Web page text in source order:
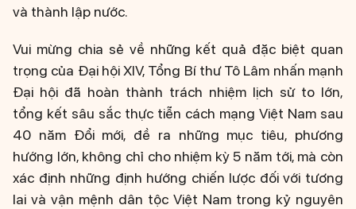
và thành lập nước.
Vui mừng chia sẻ về những kết quả đặc biệt quan
trọng của Đại hội XIV, Tổng Bí thư Tô Lâm nhấn mạnh
Đại hội đã hoàn thành trách nhiệm lịch sử to lớn,
tổng kết sâu sắc thực tiễn cách mạng Việt Nam sau
40 năm Đổi mới, đề ra những mục tiêu, phương
hướng lớn, không chỉ cho nhiệm kỳ 5 năm tới, mà còn
xác định những định hướng chiến lược đối với tương
lai và vận mệnh dân tộc Việt Nam trong kỷ nguyên